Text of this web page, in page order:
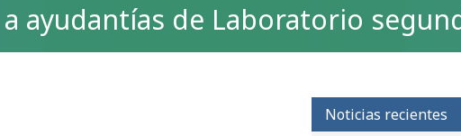
ayudantías de Laboratorio
Noticias recientes